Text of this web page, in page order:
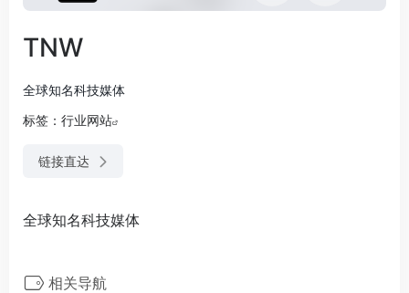
TNW
全球知名科技媒体
标签： 行业网站
链接直达
全球知名科技媒体
相关导航